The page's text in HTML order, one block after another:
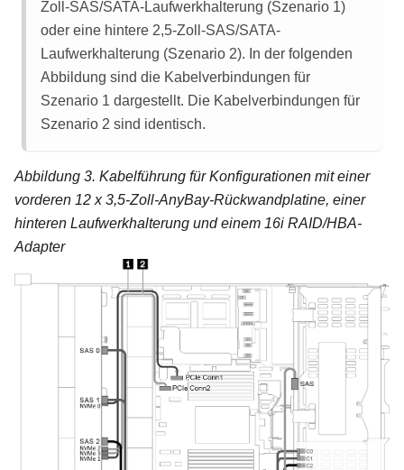
Zoll-SAS/SATA-Laufwerkhalterung (Szenario 1)
oder eine hintere 2,5-Zoll-SAS/SATA-
Laufwerkhalterung (Szenario 2). In der folgenden
Abbildung sind die Kabelverbindungen für
Szenario 1 dargestellt. Die Kabelverbindungen für
Szenario 2 sind identisch.
Abbildung 3. Kabelführung für Konfigurationen mit einer
vorderen 12 x 3,5-Zoll-AnyBay-Rückwandplatine, einer
hinteren Laufwerkhalterung und einem 16i RAID/HBA-
Adapter